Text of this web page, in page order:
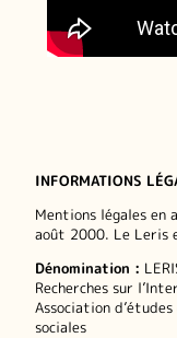
INFORMATIONS
Mentions légales en
août 2000. Le Leris
Dénomination :
Recherches sur
Association
sociales